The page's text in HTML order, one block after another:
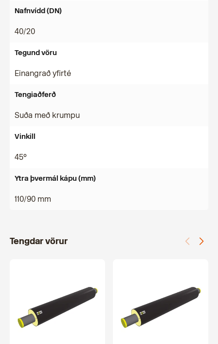
Nafnvídd (DN)
40/20
Tegund vöru
Einangrað yfirté
Tengiaðferð
Suða með krumpu
Vinkill
45°
Ytra þvermál kápu (mm)
110/90 mm
Tengdar vörur